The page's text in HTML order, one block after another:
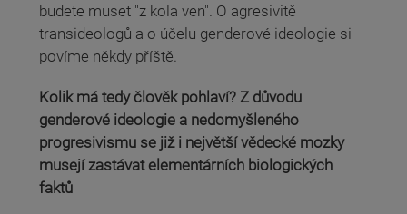
budete muset "z kola ven". O agresivitě
transideologů a o účelu genderové ideologie si
povíme někdy příště.
Kolik má tedy člověk pohlaví? Z důvodu
genderové ideologie a nedomyšleného
progresivismu se již i největší vědecké mozky
musejí zastávat elementárních biologických
faktů